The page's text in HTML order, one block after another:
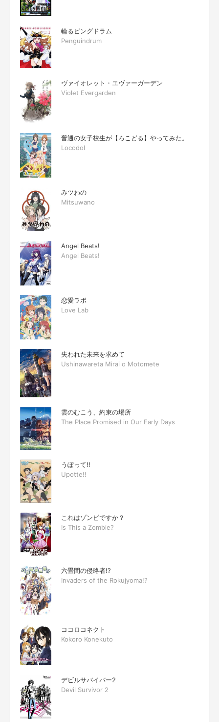
輪るピングドラム
Penguindrum
ヴァイオレット・エヴァーガーデン
Violet Evergarden
普通の女子校生が【ろこどる】やってみた。
Locodol
みツわの
Mitsuwano
Angel Beats!
Angel Beats!
恋愛ラボ
Love Lab
失われた未来を求めて
Ushinawareta Mirai o Motomete
雲のむこう、約束の場所
The Place Promised in Our Early Days
うぽって!!
Upotte!!
これはゾンビですか？
Is This a Zombie?
六畳間の侵略者!?
Invaders of the Rokujyoma!?
ココロコネクト
Kokoro Konekuto
デビルサバイバー2
Devil Survivor 2